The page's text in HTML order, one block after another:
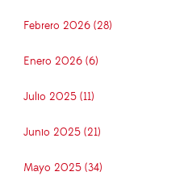
Febrero 2026 (28)
Enero 2026 (6)
Julio 2025 (11)
Junio 2025 (21)
Mayo 2025 (34)